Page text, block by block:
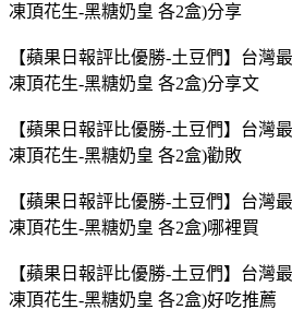
凍頂花生-黑糖奶皇 各2盒)分享
【蘋果日報評比優勝-土豆們】台灣
凍頂花生-黑糖奶皇 各2盒)分享文
【蘋果日報評比優勝-土豆們】台灣
凍頂花生-黑糖奶皇 各2盒)勸敗
【蘋果日報評比優勝-土豆們】台灣
凍頂花生-黑糖奶皇 各2盒)哪裡買
【蘋果日報評比優勝-土豆們】台灣
凍頂花生-黑糖奶皇 各2盒)好吃推薦